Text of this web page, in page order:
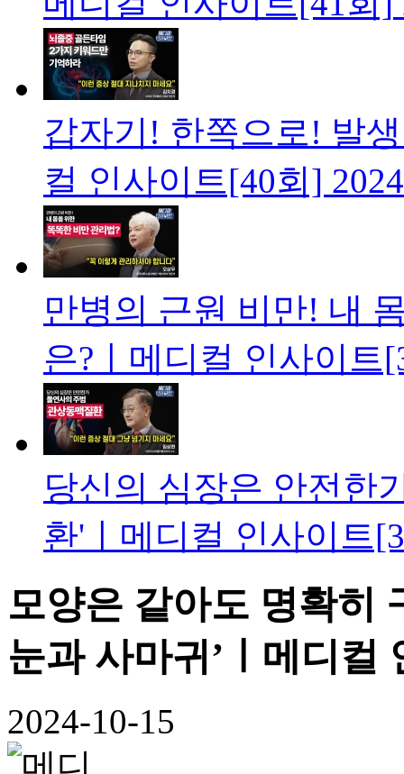
갑자기! 한쪽으로! 발
컬 인사이트[40회]
만병의 근원 비만! 내
은?ㅣ메디컬 인사이트
당신의 심장은 안전한
환'ㅣ메디컬 인사이트
모양은 같아도 명확히
눈과 사마귀’ㅣ메디컬
2024-10-15